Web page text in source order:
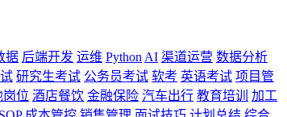
据 后端开发 运维 Python AI 渠道运营 数据分析
研究生考试 公务员考试 软考 英语考试 项目管
岗位 酒店餐饮 金融保险 汽车出行 教育培训
加工